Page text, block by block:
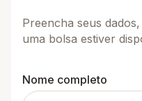
Preencha seus
uma bolsa estiver
Nome completo